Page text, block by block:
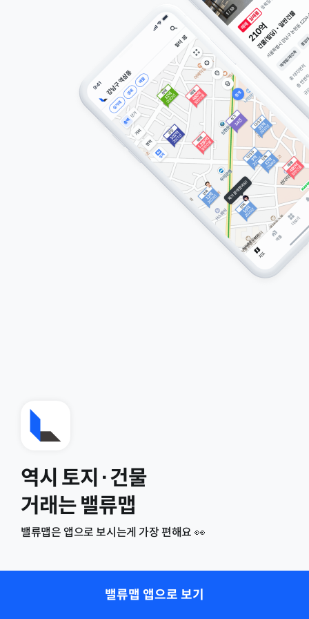
역시 토지·건물
거래는 밸류맵
밸류맵은 앱으로 보시는게 가장 편해요 👀
밸류맵 앱으로 보기